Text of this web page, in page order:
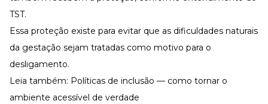
TST.
Essa proteção existe para evitar que as dificuldades naturais
da gestação sejam tratadas como motivo para o
desligamento.
Leia também: Políticas de inclusão — como tornar o
ambiente acessível de verdade